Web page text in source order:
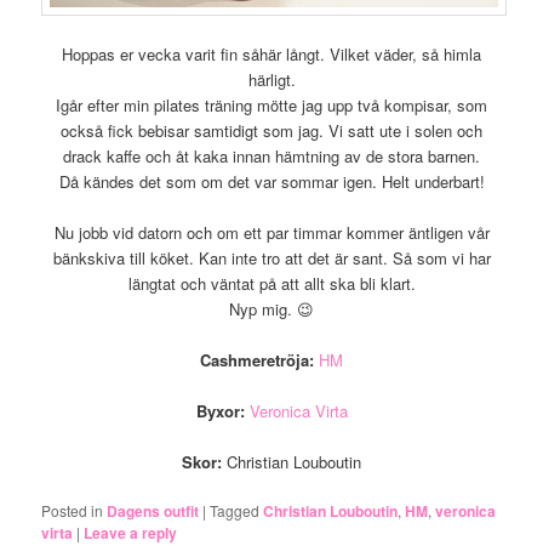
Hoppas er vecka varit fin såhär långt. Vilket väder, så himla
härligt.
Igår efter min pilates träning mötte jag upp två kompisar, som
också fick bebisar samtidigt som jag. Vi satt ute i solen och
drack kaffe och åt kaka innan hämtning av de stora barnen.
Då kändes det som om det var sommar igen. Helt underbart!
Nu jobb vid datorn och om ett par timmar kommer äntligen vår
bänkskiva till köket. Kan inte tro att det är sant. Så som vi har
längtat och väntat på att allt ska bli klart.
Nyp mig. 😉
Cashmeretröja: HM
Byxor: Veronica Virta
Skor: Christian Louboutin
Posted in Dagens outfit |Tagged Christian Louboutin,HM,veronica
virta | Leave a reply